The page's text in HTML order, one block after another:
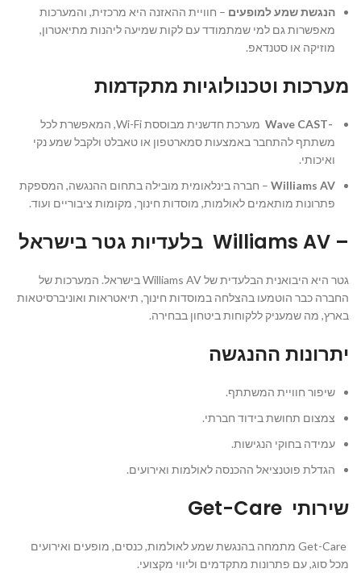
הנגשת שמע למופעים – חוויית ההאזנה היא מרכזית, והמערכות
מאפשרות גם למי שמתמודד עם לקות שמיעה ליהנות מתיאטרון,
מוזיקה או סטנדאפ.
מערכות וטכנולוגיות מתקדמות
-Wave CAST
מערכת חדשנית מבוססת Wi-Fi, המאפשרת לכל
משתתף להתחבר באמצעות סמארטפון או טאבלט ולקבל שמע נקי
ואיכותי.
Williams AV – חברה בינלאומית מובילה בתחום ההנגשה, המספקת
פתרונות מותאמים לאולמות, מוסדות חינוך, מקומות ציבוריים ועוד.
– Williams AV בלעדיות גטר בישראל
גטר היא היבואנית הבלעדית של Williams AV בישראל. המערכות של
החברה כבר הוטמעו בהצלחה במוסדות חינוך, תיאטראות ואוניברסיטאות
בארץ, מה שמעניק ללקוחות ביטחון בבחירה.
יתרונות ההנגשה
שיפור חוויית המשתתף.
צמצום תחושת בידוד חברתי.
עמידה בחוקי הנגישות.
הגדלת פוטנציאל ההכנסה לאולמות ואירועים.
שירותי
Get-Care מתמחה בהנגשת שמע לאולמות, כנסים, מופעים ואירועים
מכל סוג, עם פתרונות מתקדמים וליווי מקצועי.